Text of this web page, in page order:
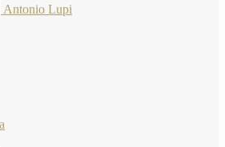
Antonio Lupi